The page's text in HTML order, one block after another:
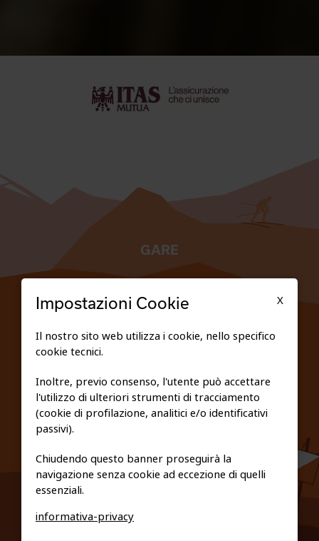
GARE
PRIVACY E COOKIE POLICY
X
Impostazioni Cookie
Il nostro sito web utilizza i cookie, nello specifico
cookie tecnici.
Inoltre, previo consenso, l'utente può accettare
l'utilizzo di ulteriori strumenti di tracciamento
(cookie di profilazione, analitici e/o identificativi
passivi).
Chiudendo questo banner proseguirà la
navigazione senza cookie ad eccezione di quelli
essenziali.
informativa-privacy